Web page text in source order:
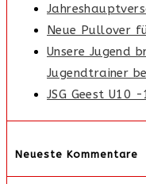
Neue Pullover
Unsere Jugend
Jugendtrainer
JSG Geest U10 -
Neueste Kommentare